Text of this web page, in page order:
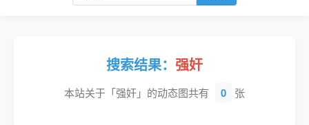
搜索结果： 强奸
本站关于「强奸」的动态图共有 0 张